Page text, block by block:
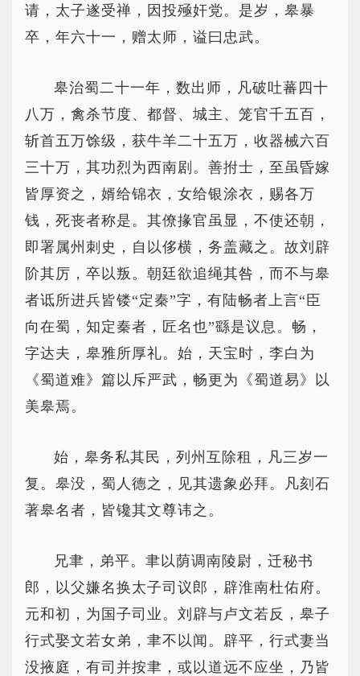
请，太子遂受禅，因投殛奸党。是岁，皋暴
卒，年六十一，赠太师，谥曰忠武。
皋治蜀二十一年，数出师，凡破吐蕃四十
八万，禽杀节度、都督、城主、笼官千五百，
斩首五万馀级，获牛羊二十五万，收器械六百
三十万，其功烈为西南剧。善拊士，至虽昏嫁
皆厚资之，婿给锦衣，女给银涂衣，赐各万
钱，死丧者称是。其僚掾官虽显，不使还朝，
即署属州刺史，自以侈横，务盖藏之。故刘辟
阶其厉，卒以叛。朝廷欲追绳其咎，而不与皋
者诋所进兵皆镂“定秦”字，有陆畅者上言“臣
向在蜀，知定秦者，匠名也”繇是议息。畅，
字达夫，皋雅所厚礼。始，天宝时，李白为
《蜀道难》篇以斥严武，畅更为《蜀道易》以
美皋焉。
始，皋务私其民，列州互除租，凡三岁一
复。皋没，蜀人德之，见其遗象必拜。凡刻石
著皋名者，皆镵其文尊讳之。
兄聿，弟平。聿以荫调南陵尉，迁秘书
郎，以父嫌名换太子司议郎，辟淮南杜佑府。
元和初，为国子司业。刘辟与卢文若反，皋子
行式娶文若女弟，聿不以闻。辟平，行式妻当
没掖庭，有司并按聿，或以道远不应坐，乃皆